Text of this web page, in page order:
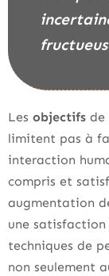
Les objectifs de
limitent pas à
interaction
compris et
augmentation
une
techniques de
non seulement